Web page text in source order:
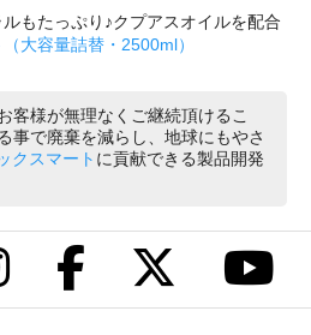
もたっぷり♪クプアスオイルを配合
大容量詰替・2500ml）
客様が無理なくご継続頂けるこ
事で廃棄を減らし、地球にもやさ
クスマート に貢献できる製品開発